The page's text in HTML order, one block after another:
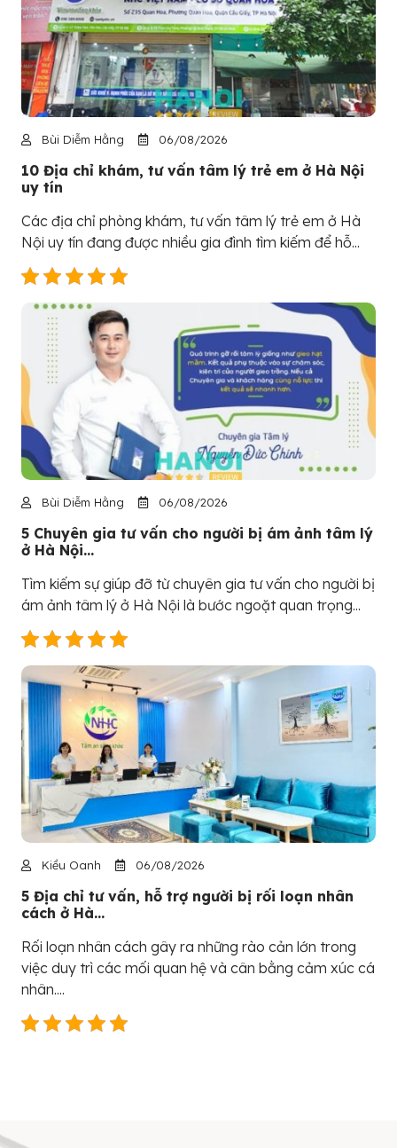
Bùi Diễm Hằng 06/08/2026
10 Địa chỉ khám, tư vấn tâm lý trẻ em ở Hà Nội
uy tín
Các địa chỉ phòng khám, tư vấn tâm lý trẻ em ở Hà
Nội uy tín đang được nhiều gia đình tìm kiếm để hỗ...
Bùi Diễm Hằng 06/08/2026
5 Chuyên gia tư vấn cho người bị ám ảnh tâm lý
ở Hà Nội...
Tìm kiếm sự giúp đỡ từ chuyên gia tư vấn cho người bị
ám ảnh tâm lý ở Hà Nội là bước ngoặt quan trọng...
Kiều Oanh 06/08/2026
5 Địa chỉ tư vấn, hỗ trợ người bị rối loạn nhân
cách ở Hà...
Rối loạn nhân cách gây ra những rào cản lớn trong
việc duy trì các mối quan hệ và cân bằng cảm xúc cá
nhân....